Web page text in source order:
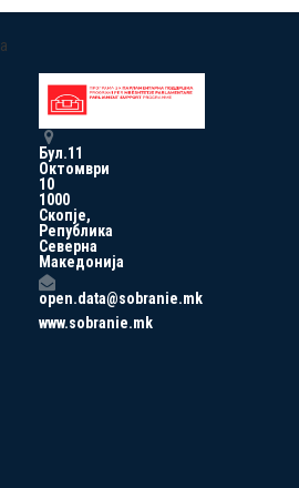
a
Бул.11
Октомври
10
1000
Скопје,
Република
Северна
Македонија
open.data@sobranie.mk
www.sobranie.mk